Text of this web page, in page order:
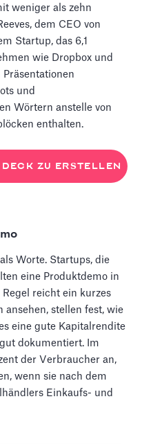
weniger als zehn
dem CEO von
Startup, das 6,1
wie Dropbox und
und
Wörtern anstelle von
enthalten.
ZU ERSTELLEN
Worte. Startups, die
eine Produktdemo in
reicht ein kurzes
ansehen, stellen fest, wie
eine gute Kapitalrendite
dokumentiert. Im
der Verbraucher an,
wenn sie nach dem
Einkaufs- und